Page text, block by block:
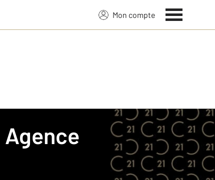
Mon compte
Agence